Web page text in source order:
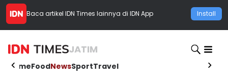
Baca artikel IDN Times lainnya di IDN App Install
JATIM
HomeFoodNewsSportTravel